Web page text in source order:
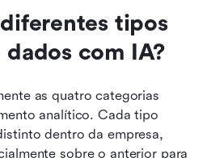
tipos
dados com IA?
as quatro categorias
analítico. Cada tipo
dentro da empresa,
sobre o anterior para